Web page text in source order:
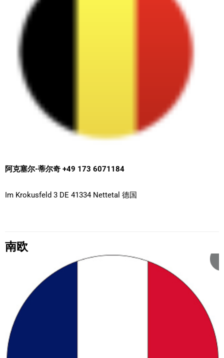
阿克塞尔-蒂尔奇 +49 173 6071184
Im Krokusfeld 3 DE 41334 Nettetal 德国
南欧